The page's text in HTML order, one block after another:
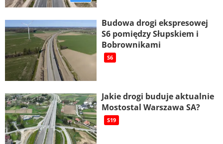
Budowa drogi ekspresowej
S6 pomiędzy Słupskiem i
Bobrownikami
S6
Jakie drogi buduje aktualnie
Mostostal Warszawa SA?
S19